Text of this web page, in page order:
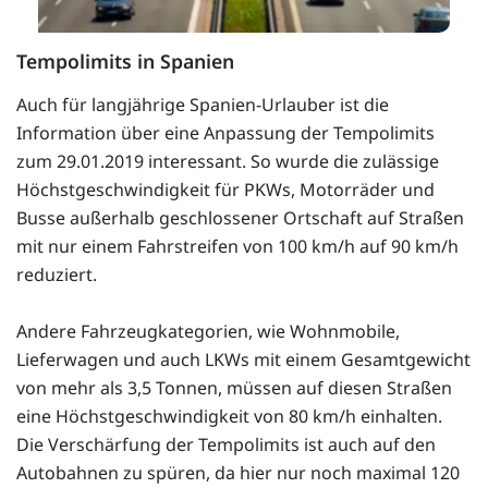
Tempolimits in Spanien
Auch für langjährige Spanien-Urlauber ist die
Information über eine Anpassung der Tempolimits
zum 29.01.2019 interessant. So wurde die zulässige
Höchstgeschwindigkeit für PKWs, Motorräder und
Busse außerhalb geschlossener Ortschaft auf Straßen
mit nur einem Fahrstreifen von 100 km/h auf 90 km/h
reduziert.
Andere Fahrzeugkategorien, wie Wohnmobile,
Lieferwagen und auch LKWs mit einem Gesamtgewicht
von mehr als 3,5 Tonnen, müssen auf diesen Straßen
eine Höchstgeschwindigkeit von 80 km/h einhalten.
Die Verschärfung der Tempolimits ist auch auf den
Autobahnen zu spüren, da hier nur noch maximal 120